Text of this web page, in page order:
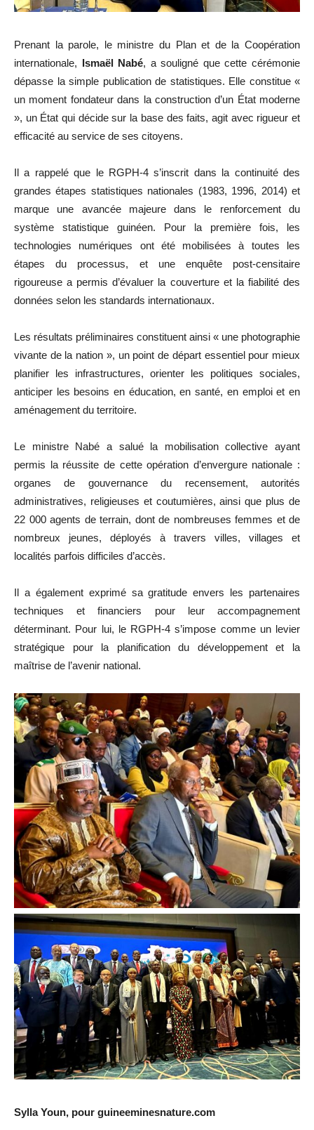
Prenant la parole, le ministre du Plan et de la Coopération
internationale, Ismaël Nabé, a souligné que cette cérémonie
dépasse la simple publication de statistiques. Elle constitue «
un moment fondateur dans la construction d’un État moderne
», un État qui décide sur la base des faits, agit avec rigueur et
efficacité au service de ses citoyens.
Il a rappelé que le RGPH-4 s’inscrit dans la continuité des
grandes étapes statistiques nationales (1983, 1996, 2014) et
marque une avancée majeure dans le renforcement du
système statistique guinéen. Pour la première fois, les
technologies numériques ont été mobilisées à toutes les
étapes du processus, et une enquête post-censitaire
rigoureuse a permis d’évaluer la couverture et la fiabilité des
données selon les standards internationaux.
Les résultats préliminaires constituent ainsi « une photographie
vivante de la nation », un point de départ essentiel pour mieux
planifier les infrastructures, orienter les politiques sociales,
anticiper les besoins en éducation, en santé, en emploi et en
aménagement du territoire.
Le ministre Nabé a salué la mobilisation collective ayant
permis la réussite de cette opération d’envergure nationale :
organes de gouvernance du recensement, autorités
administratives, religieuses et coutumières, ainsi que plus de
22 000 agents de terrain, dont de nombreuses femmes et de
nombreux jeunes, déployés à travers villes, villages et
localités parfois difficiles d’accès.
Il a également exprimé sa gratitude envers les partenaires
techniques et financiers pour leur accompagnement
déterminant. Pour lui, le RGPH-4 s’impose comme un levier
stratégique pour la planification du développement et la
maîtrise de l’avenir national.
Sylla Youn, pour guineeminesnature.com